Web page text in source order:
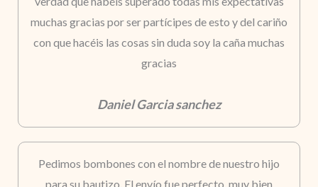
muchas gracias por ser partícipes de esto y del cariño
con que hacéis las cosas sin duda soy la caña muchas
gracias
Daniel Garcia sanchez
Pedimos bombones con el nombre de nuestro hijo
para su bautizo. El envío fue perfecto, muy bien